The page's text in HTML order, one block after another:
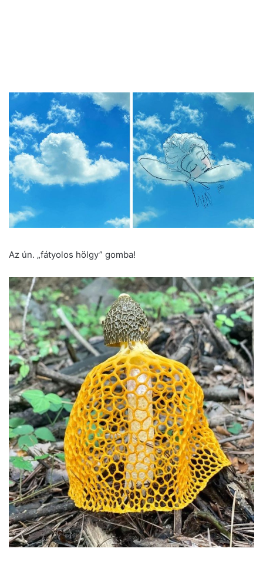
Az ún. „fátyolos hölgy” gomba!